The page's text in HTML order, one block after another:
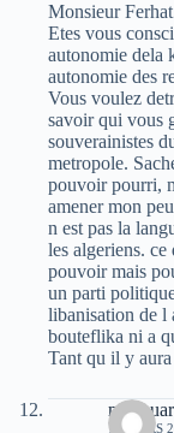
Monsieur
Etes vous
autonomie dela
autonomie des
Vous voulez
savoir qui vous
souverainistes
metropole.
pouvoir pourri,
amener mon
n est pas la
les algeriens. ce
pouvoir mais
un parti
libanisation de l
bouteflika ni a
Tant qu il y
menouar
17 MARS